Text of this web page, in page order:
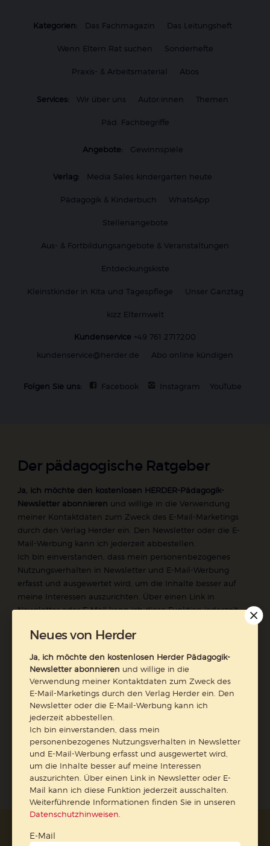
Kategorien: Das Fachmagazin Das Leitungsheft
Wenn Eltern Rat suchen Sonderhefte
Praxis- & Arbeitsmaterial Abos
Services: Wir über uns Autor:innen Themen
Päd. Fachbegriffe
Angebote: Gewinnspiele
Verlag: Media Sales kindergarten heute
Pädagogik & Kinderbuch WhatsApp
Stellenangebote
Aus- & Fortbildungsangebote & Veranstaltungen
Entdeckungskiste
Kleinstkinder in Kita und Tagespflege Unser Ganztag
kizz Elternwelt
Kundenservice +49 761 2717200
kundenservice@herder.de
Abo online kündigen
Folgen Sie uns: Facebook Instagram YouTube
Der pädagogische Ratgeber
Ja, ich möchte den kostenlosen HERDER-Pädagogik-
Newsletter abonnieren und willige in die Verwendung
meiner Kontaktdaten zum Zweck des E-Mail-Marketings
durch den Verlag Herder ein. Den Newsletter oder die E-
Mail-Werbung kann ich jederzeit abbestellen.
Ich bin einverstanden, dass mein personenbezogenes
Nutzungsverhalten in Newsletter und E-Mail-Werbung
erfasst und ausgewertet wird, um die Inhalte besser auf
meine Interessen auszurichten. Über einen Link in
Newsletter oder E-Mail kann ich diese Funktion jederzeit
Weiterführende Informationen finden Sie in unseren
E-Mail
AGB und Widerrufsbelehrung
Neues von Herder
Ja, ich möchte den kostenlosen Herder Pädagogik-
Newsletter abonnieren und willige in die
Verwendung meiner Kontaktdaten zum Zweck des
E-Mail-Marketings durch den Verlag Herder ein. Den
Newsletter oder die E-Mail-Werbung kann ich
jederzeit abbestellen.
Ich bin einverstanden, dass mein
personenbezogenes Nutzungsverhalten in Newsletter
und E-Mail-Werbung erfasst und ausgewertet wird,
um die Inhalte besser auf meine Interessen
auszurichten. Über einen Link in Newsletter oder E-
Mail kann ich diese Funktion jederzeit ausschalten.
Weiterführende Informationen finden Sie in unseren
Datenschutzhinweisen
E-Mail